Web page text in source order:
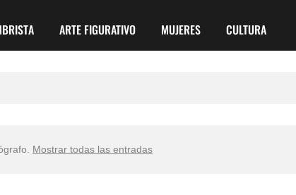
ARTE FIGURATIVO MUJERES CULTURA
Mostrar todas las entradas